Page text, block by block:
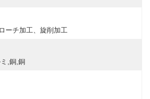
ーチ加工、旋削加工
,銅,銅